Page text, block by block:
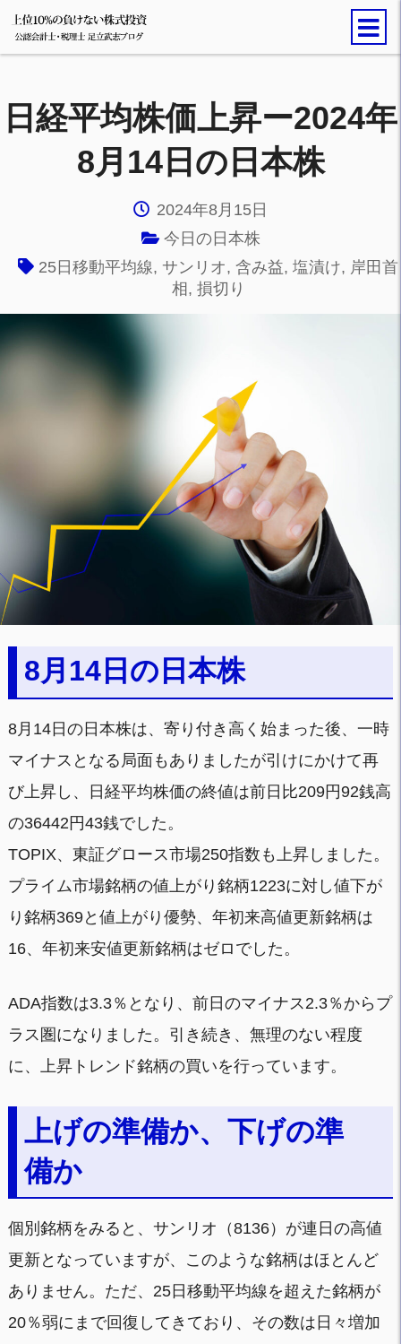
日経平均株価上昇ー2024年
8月14日の日本株
2024年8月15日
今日の日本株
25日移動平均線,サンリオ,含み益,塩漬け, 岸田首
相 , 損切り
8月14日の日本株
8月14日の日本株は、寄り付き高く始まった後、一時
マイナスとなる局面もありましたが引けにかけて再
び上昇し、日経平均株価の終値は前日比209円92銭高
の36442円43銭でした。
TOPIX、東証グロース市場250指数も上昇しました。
プライム市場銘柄の値上がり銘柄1223に対し値下が
り銘柄369と値上がり優勢、年初来高値更新銘柄は
16、年初来安値更新銘柄はゼロでした。
ADA指数は3.3％となり、前日のマイナス2.3％からプ
ラス圏になりました。引き続き、無理のない程度
に、上昇トレンド銘柄の買いを行っています。
上げの準備か、下げの準
備か
個別銘柄をみると、サンリオ（8136）が連日の高値
更新となっていますが、このような銘柄はほとんど
ありません。ただ、25日移動平均線を超えた銘柄が
20％弱にまで回復してきており、その数は日々増加